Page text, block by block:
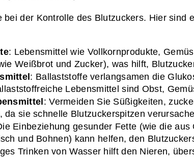
der Kontrolle des Blutzuckers. Hier sind
: Lebensmittel wie Vollkornprodukte,
Weißbrot und Zucker), was hilft,
: Ballaststoffe verlangsamen die
Lebensmittel sind Obst,
: Vermeiden Sie Süßigkeiten,
sie schnelle Blutzuckerspitzen
Einbeziehung gesunder Fette (wie die
und Bohnen) kann helfen, den
Trinken von Wasser hilft den Nieren,